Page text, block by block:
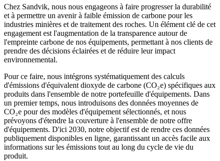
Chez Sandvik, nous nous engageons à faire progresser la durabilité
et à permettre un avenir à faible émission de carbone pour les
industries minières et de traitement des roches. Un élément clé de cet
engagement est l'augmentation de la transparence autour de
l'empreinte carbone de nos équipements, permettant à nos clients de
prendre des décisions éclairées et de réduire leur impact
environnemental.
Pour ce faire, nous intégrons systématiquement des calculs
d'émissions d'équivalent dioxyde de carbone (CO₂e) spécifiques aux
produits dans l'ensemble de notre portefeuille d'équipements. Dans
un premier temps, nous introduisons des données moyennes de
CO₂e pour des modèles d'équipement sélectionnés, et nous
prévoyons d'étendre la couverture à l'ensemble de notre offre
d'équipements. D'ici 2030, notre objectif est de rendre ces données
publiquement disponibles en ligne, garantissant un accès facile aux
informations sur les émissions tout au long du cycle de vie du
produit.